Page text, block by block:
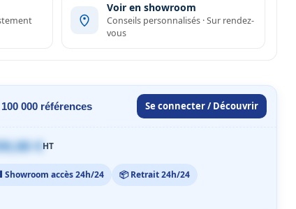
Voir en showroom
Conseils personnalisés · Sur rendez-
vous
000 références Se connecter / Découvrir
€HT
Showroom accès 24h/24
📦 Retrait 24h/24